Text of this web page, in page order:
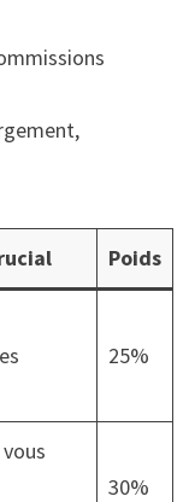
Poids
25%
30%